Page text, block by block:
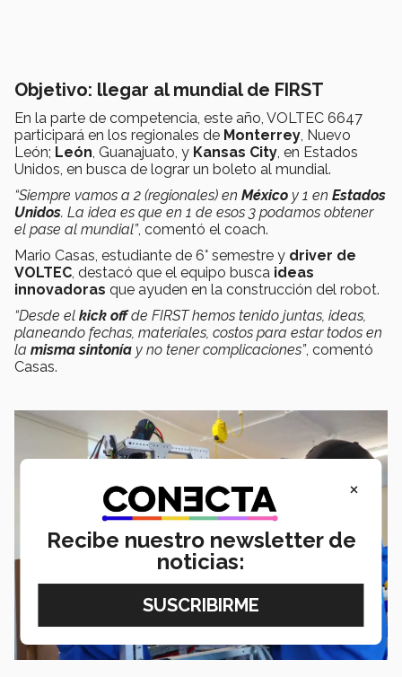
Objetivo: llegar al mundial de FIRST
En la parte de competencia, este año, VOLTEC 6647
participará en los regionales de Monterrey, Nuevo
León; León, Guanajuato, y Kansas City, en Estados
Unidos, en busca de lograr un boleto al mundial.
“Siempre vamos a 2 (regionales) en México y 1 en Estados
Unidos. La idea es que en 1 de esos 3 podamos obtener
el pase al mundial”, comentó el coach.
Mario Casas, estudiante de 6° semestre y driver de
VOLTEC, destacó que el equipo busca ideas
innovadoras que ayuden en la construcción del robot.
“Desde el kick offde FIRST hemos tenido juntas, ideas,
planeando fechas, materiales, costos para estar todos en
la misma sintonía y no tener complicaciones”, comentó
Casas.
×
Recibe nuestro newsletter de
noticias: